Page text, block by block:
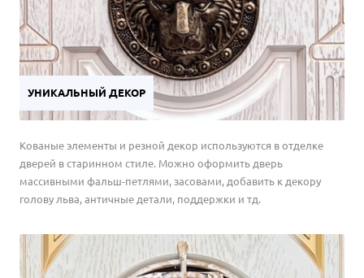
УНИКАЛЬНЫЙ ДЕКОР
Кованые элементы и резной декор используются в отделке
дверей в старинном стиле. Можно оформить дверь
массивными фальш-петлями, засовами, добавить к декору
голову льва, античные детали, поддержки и тд.